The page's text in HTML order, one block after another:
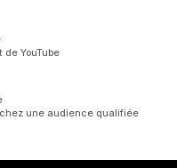
YouTube
une audience qualifiée